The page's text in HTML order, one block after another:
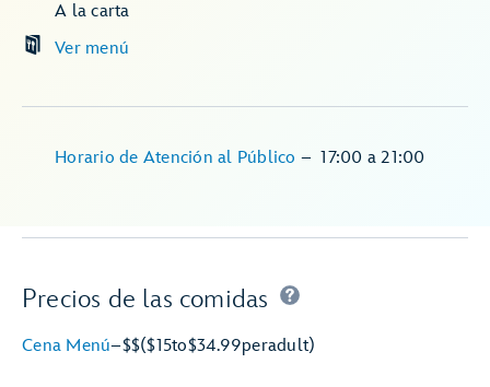
Ver menú
A la carta
Horario de Atención al Público –17:00 a 21:00
Precios de las comidas
Cena Menú–$$($15to$34.99peradult)